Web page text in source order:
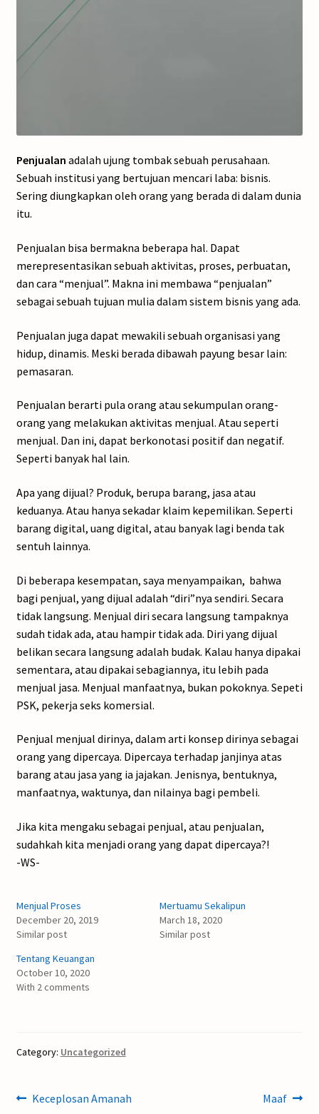
Penjualan adalah ujung tombak sebuah perusahaan.
Sebuah institusi yang bertujuan mencari laba: bisnis.
Sering diungkapkan oleh orang yang berada di dalam dunia
itu.
Penjualan bisa bermakna beberapa hal. Dapat
merepresentasikan sebuah aktivitas, proses, perbuatan,
dan cara “menjual”. Makna ini membawa “penjualan”
sebagai sebuah tujuan mulia dalam sistem bisnis yang ada.
Penjualan juga dapat mewakili sebuah organisasi yang
hidup, dinamis. Meski berada dibawah payung besar lain:
pemasaran.
Penjualan berarti pula orang atau sekumpulan orang-
orang yang melakukan aktivitas menjual. Atau seperti
menjual. Dan ini, dapat berkonotasi positif dan negatif.
Seperti banyak hal lain.
Apa yang dijual? Produk, berupa barang, jasa atau
keduanya. Atau hanya sekadar klaim kepemilikan. Seperti
barang digital, uang digital, atau banyak lagi benda tak
sentuh lainnya.
Di beberapa kesempatan, saya menyampaikan, bahwa
bagi penjual, yang dijual adalah “diri”nya sendiri. Secara
tidak langsung. Menjual diri secara langsung tampaknya
sudah tidak ada, atau hampir tidak ada. Diri yang dijual
belikan secara langsung adalah budak. Kalau hanya dipakai
sementara, atau dipakai sebagiannya, itu lebih pada
menjual jasa. Menjual manfaatnya, bukan pokoknya. Sepeti
PSK, pekerja seks komersial.
Penjual menjual dirinya, dalam arti konsep dirinya sebagai
orang yang dipercaya. Dipercaya terhadap janjinya atas
barang atau jasa yang ia jajakan. Jenisnya, bentuknya,
manfaatnya, waktunya, dan nilainya bagi pembeli.
Jika kita mengaku sebagai penjual, atau penjualan,
sudahkah kita menjadi orang yang dapat dipercaya?!
-WS-
Menjual Proses
December 20, 2019
Similar post
Mertuamu Sekalipun
March 18, 2020
Similar post
Tentang Keuangan
October 10, 2020
With 2 comments
Category: Uncategorized
Post
Previous
Keceplosan Amanah
Next
Maaf